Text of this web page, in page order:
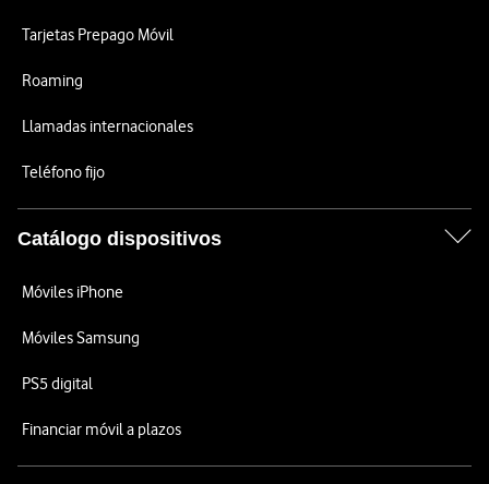
Tarjetas Prepago Móvil
Roaming
Llamadas internacionales
Teléfono fijo
Catálogo dispositivos
Móviles iPhone
Móviles Samsung
PS5 digital
Financiar móvil a plazos